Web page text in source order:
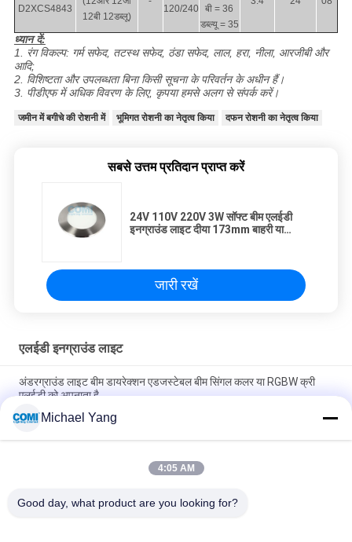
D2XCS4843
12बी 12डब्लू)
120/240
बी = 36
डब्ल्यू = 35
ध्यान दें:
1. रंग विकल्प: गर्म सफेद, तटस्थ सफेद, ठंडा सफेद, लाल, हरा, नीला, आरजीबी और
आदि;
2. विशिष्टता और उपलब्धता बिना किसी सूचना के परिवर्तन के अधीन हैं।
3. पीडीएफ में अधिक विवरण के लिए, कृपया हमसे अलग से संपर्क करें।
जमीन में बगीचे की रोशनी में भूमिगत रोशनी का नेतृत्व किया दफन रोशनी का नेतृत्व किया
सबसे उत्तम प्रतिदान प्राप्त करें
24V 110V 220V 3W सॉफ्ट बीम एलईडी
इनग्राउंड लाइट दीया 173mm बाहरी या
जारी रखें
एलईडी इनग्राउंड लाइट
अंडरग्राउंड लाइट बीम डायरेक्शन एडजस्टेबल बीम सिंगल कलर या RGBW क्री
एलईडी को अपनाता है
आउटडोर अंडरग्राउंड लैंडस्केप लाइटिंग के लिए एलईडी इनग्राउंड अप लाइट डेप्थ
इल्यूमिनेंट 0- 10V DALI DMX512 IP67
ग्राउंड आउटडोर लाइटिंग 20W क्री COB LED 105LM / W माउंटिंग स्लीव के
Michael Yang
4:05 AM
Good day, what product are you looking for?